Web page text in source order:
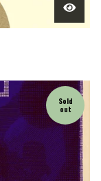
Sold
out